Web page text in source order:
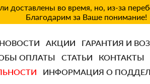
во время, но, из-за
Благодарим за Ваше понимание!
НОВОСТИ АКЦИИ
ГАРАНТИЯ И
ОПЛАТЫ СТАТЬИ
КОНТАКТЫ
ИНФОРМАЦИЯ О